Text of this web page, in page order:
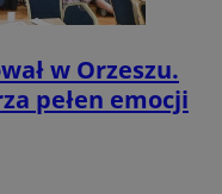
w Orzeszu.
pełen emocji